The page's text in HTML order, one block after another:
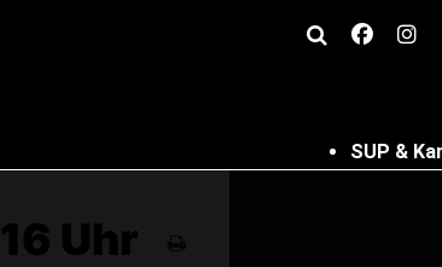
SUP &
Uhr